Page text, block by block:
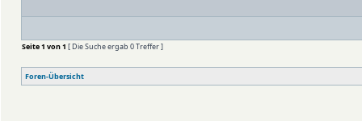
Seite1 von1 [ Die Suche ergab 0 Treffer ]
Foren-Übersicht